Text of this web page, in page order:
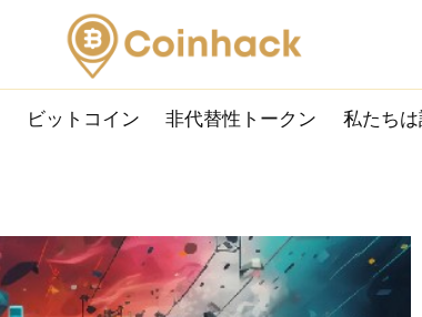
ビットコイン 非代替性トークン 私たちは